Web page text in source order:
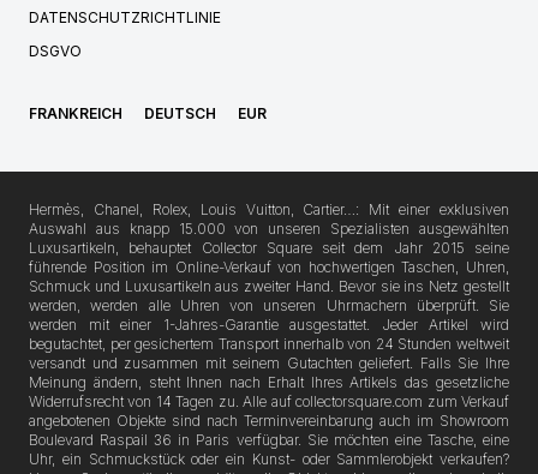
DATENSCHUTZRICHTLINIE
DSGVO
FRANKREICH DEUTSCH EUR
Hermès, Chanel, Rolex, Louis Vuitton, Cartier…: Mit einer exklusiven
Auswahl aus knapp 15.000 von unseren Spezialisten ausgewählten
Luxusartikeln, behauptet Collector Square seit dem Jahr 2015 seine
führende Position im Online-Verkauf von hochwertigen Taschen, Uhren,
Schmuck und Luxusartikeln aus zweiter Hand. Bevor sie ins Netz gestellt
werden, werden alle Uhren von unseren Uhrmachern überprüft. Sie
werden mit einer 1-Jahres-Garantie ausgestattet. Jeder Artikel wird
begutachtet, per gesichertem Transport innerhalb von 24 Stunden weltweit
versandt und zusammen mit seinem Gutachten geliefert. Falls Sie Ihre
Meinung ändern, steht Ihnen nach Erhalt Ihres Artikels das gesetzliche
Widerrufsrecht von 14 Tagen zu. Alle auf collectorsquare.com zum Verkauf
angebotenen Objekte sind nach Terminvereinbarung auch im Showroom
Boulevard Raspail 36 in Paris verfügbar. Sie möchten eine Tasche, eine
Uhr, ein Schmuckstück oder ein Kunst- oder Sammlerobjekt verkaufen?